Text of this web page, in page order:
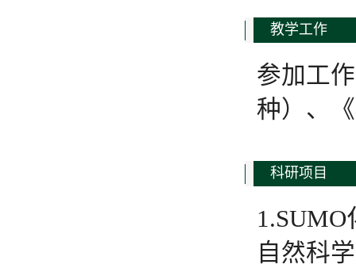
教学工作
参加工
种）、
科研项目
自然科